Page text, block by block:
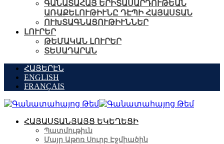
ԳԱՆԱՏԱՀԱՅ ԵՐԻՏԱՍԱՐԴՈՒԹԵԱՆ
ԱՌԱՔԵԼՈՒԹԻՒՆԸ ԴԷՊԻ ՀԱՅԱՍՏԱՆ
ՈՒԽՏԱԳՆԱՑՈՒԹԻՒՆՆԵՐ
ԼՈՒՐԵՐ
ԹԵՄԱԿԱՆ ԼՈՒՐԵՐ
ՏԵՍԱԴԱՐԱՆ
ՀԱՅԵՐԷՆ
ENGLISH
FRANÇAIS
ՀԱՅԱՍՏԱՆՅԱՅՑ ԵԿԵՂԵՑԻ
Պատմութիւն
Մայր Աթոռ Սուրբ Էջմիածին